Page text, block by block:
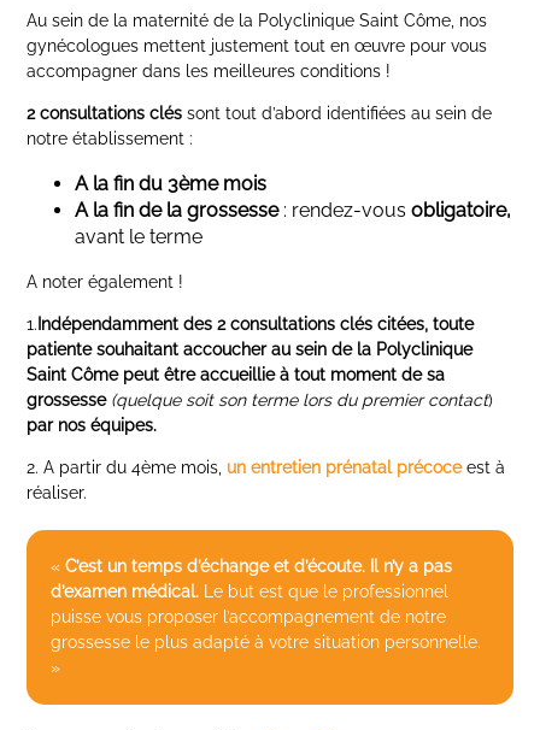
Au sein de la maternité de la Polyclinique Saint Côme, nos
gynécologues mettent justement tout en œuvre pour vous
accompagner dans les meilleures conditions !
2 consultations clés sont tout d’abord identifiées au sein de
notre établissement :
A la fin du 3ème mois
A la fin de la grossesse: rendez-vousobligatoire,
avant le terme
A noter également !
1. Indépendamment des 2 consultations clés citées, toute
patiente souhaitant accoucher au sein de la Polyclinique
Saint Côme peut être accueillie à tout moment de sa
grossesse (quelque soit son terme lors du premier contact)
par nos équipes.
2. A partir du 4ème mois, un entretien prénatal précoce est à
réaliser.
« C’est un temps d’échange et d’écoute. Il n’y a pas
d’examen médical. Le but est que le professionnel
puisse vous proposer l’accompagnement de notre
grossesse le plus adapté à votre situation personnelle.
»